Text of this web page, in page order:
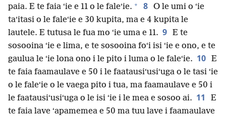
paia. E te faia ʻie e 11 o le faleʻie. + 8 O le umi o ʻie
taʻitasi o le faleʻie e 30 kupita, ma e 4 kupita le
lautele. E tutusa le fua mo ʻie uma e 11. 9 E te
sosooina ʻie e lima, e te sosooina foʻi isi ʻie e ono, e te
gaulua le ʻie lona ono i le pito i luma o le faleʻie. 10 E
te faia faamaulave e 50 i le faatausiʻusiʻuga o le tasi ʻie
o le faleʻie o le vaega pito i tua, ma faamaulave e 50 i
le faatausiʻusiʻuga o le isi ʻie i le mea e sosoo ai. 11
E
te faia lave ʻapamemea e 50 ma tuu lave i faamaulave